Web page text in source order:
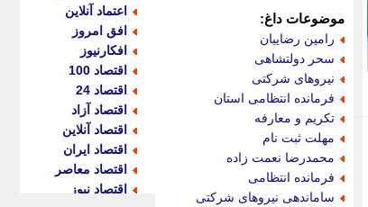
موضوعات داغ:
رامین رضاییان
سحر دولتشاهی
نیروهای شرکتی
فرمانده انتظامی استان
تکریم و معارفه
مهلت ثبت نام
محمدرضا نعمت زاده
فرمانده انتظامی
ساماندهی نیروهای شرکتی
اعتماد آنلاین
افق امروز
افکارنیوز
اقتصاد 100
اقتصاد 24
اقتصاد آزاد
اقتصاد آنلاین
اقتصاد ایران
اقتصاد معاصر
اقتصاد نیوز